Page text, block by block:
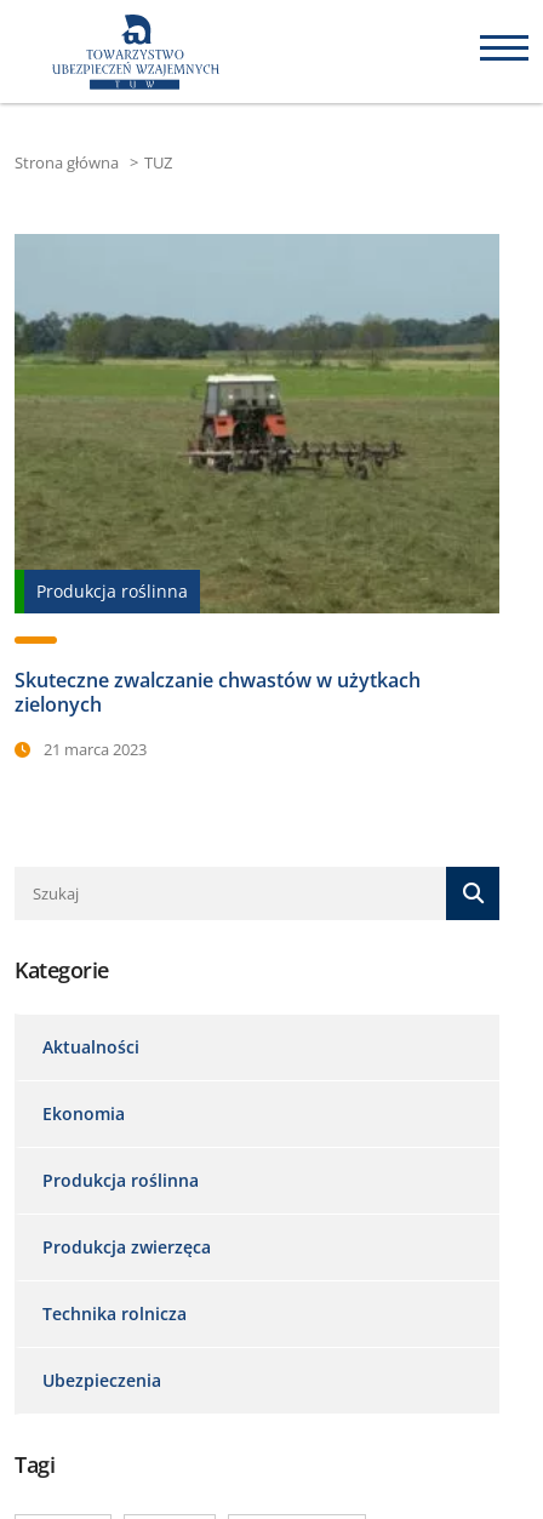
Strona główna > TUZ
Produkcja roślinna
Skuteczne zwalczanie chwastów w użytkach
zielonych
21 marca 2023
Kategorie
Aktualności
Ekonomia
Produkcja roślinna
Produkcja zwierzęca
Technika rolnicza
Ubezpieczenia
Tagi